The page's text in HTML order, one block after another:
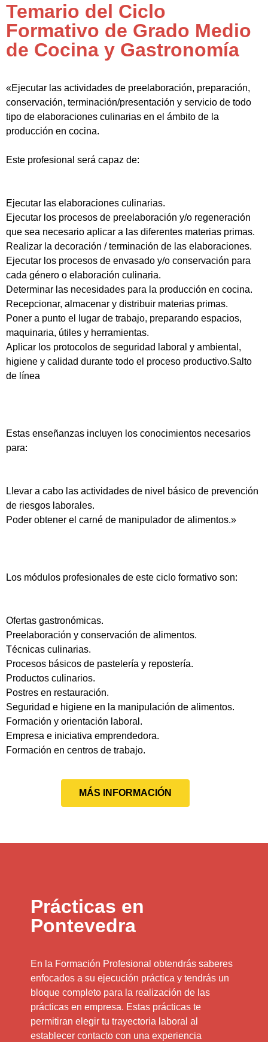
Temario del Ciclo
Formativo de Grado Medio
de Cocina y Gastronomía
«Ejecutar las actividades de preelaboración, preparación,
conservación, terminación/presentación y servicio de todo
tipo de elaboraciones culinarias en el ámbito de la
producción en cocina.
Este profesional será capaz de:
Ejecutar las elaboraciones culinarias.
Ejecutar los procesos de preelaboración y/o regeneración
que sea necesario aplicar a las diferentes materias primas.
Realizar la decoración / terminación de las elaboraciones.
Ejecutar los procesos de envasado y/o conservación para
cada género o elaboración culinaria.
Determinar las necesidades para la producción en cocina.
Recepcionar, almacenar y distribuir materias primas.
Poner a punto el lugar de trabajo, preparando espacios,
maquinaria, útiles y herramientas.
Aplicar los protocolos de seguridad laboral y ambiental,
higiene y calidad durante todo el proceso productivo.Salto
de línea
Estas enseñanzas incluyen los conocimientos necesarios
para:
Llevar a cabo las actividades de nivel básico de prevención
de riesgos laborales.
Poder obtener el carné de manipulador de alimentos.»
Los módulos profesionales de este ciclo formativo son:
Ofertas gastronómicas.
Preelaboración y conservación de alimentos.
Técnicas culinarias.
Procesos básicos de pastelería y repostería.
Productos culinarios.
Postres en restauración.
Seguridad e higiene en la manipulación de alimentos.
Formación y orientación laboral.
Empresa e iniciativa emprendedora.
Formación en centros de trabajo.
MÁS INFORMACIÓN
Prácticas en
Pontevedra
En la Formación Profesional obtendrás saberes
enfocados a su ejecución práctica y tendrás un
bloque completo para la realización de las
prácticas en empresa. Estas prácticas te
permitiran elegir tu trayectoria laboral al
establecer contacto con una experiencia